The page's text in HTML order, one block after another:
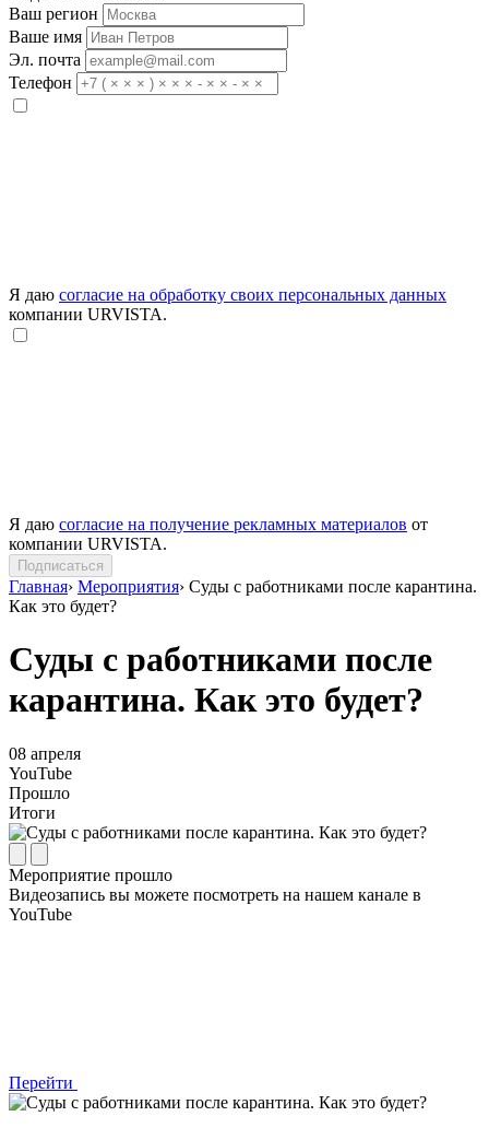
Ваш регион
Ваше имя
Эл. почта
Телефон
Я даю согласие на обработку своих персональных данных
компании URVISTA.
Я даю согласие на получение рекламных материалов от
компании URVISTA.
Подписаться
Главная› Мероприятия› Cуды с работниками после карантина.
Как это будет?
Cуды с работниками после
карантина. Как это будет?
08 апреля
YouTube
Прошло
Итоги
Мероприятие прошло
Видеозапись вы можете посмотреть на нашем канале в
YouTube
Перейти